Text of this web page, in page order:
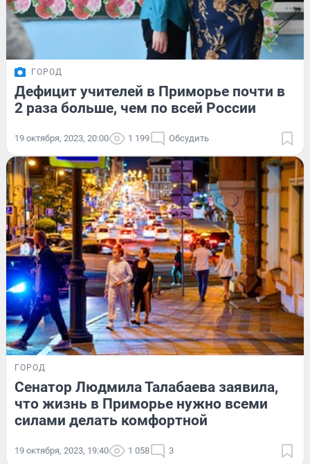
ГОРОД
Дефицит учителей в Приморье почти в
2 раза больше, чем по всей России
19 октября, 2023, 20:00 1 199 Обсудить
ГОРОД
Сенатор Людмила Талабаева заявила,
что жизнь в Приморье нужно всеми
силами делать комфортной
19 октября, 2023, 19:40 1 058 3